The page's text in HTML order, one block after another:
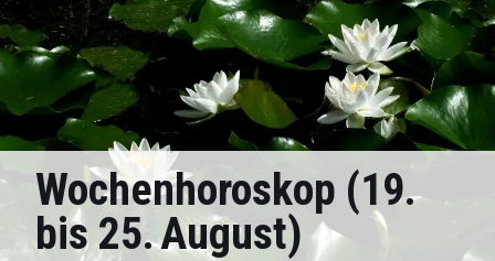
Wochenhoroskop (19.
bis 25. August)